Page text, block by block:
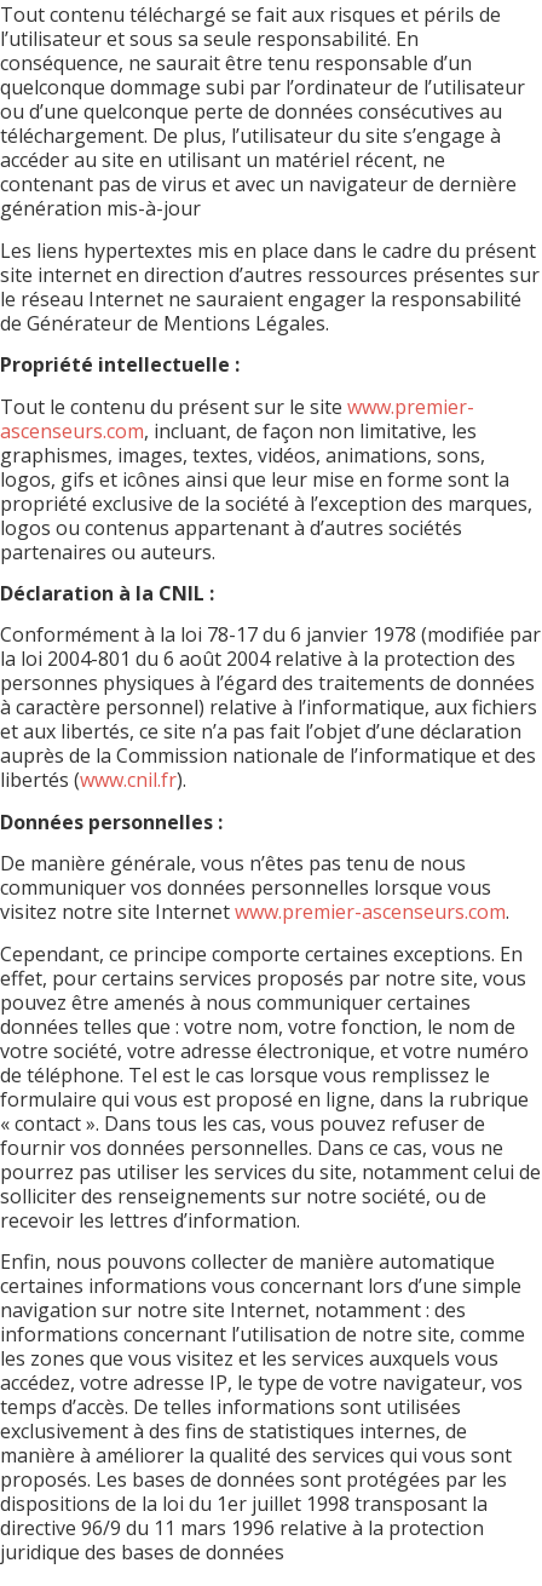
Tout contenu téléchargé se fait aux risques et périls de
l’utilisateur et sous sa seule responsabilité. En
conséquence, ne saurait être tenu responsable d’un
quelconque dommage subi par l’ordinateur de l’utilisateur
ou d’une quelconque perte de données consécutives au
téléchargement. De plus, l’utilisateur du site s’engage à
accéder au site en utilisant un matériel récent, ne
contenant pas de virus et avec un navigateur de dernière
génération mis-à-jour
Les liens hypertextes mis en place dans le cadre du présent
site internet en direction d’autres ressources présentes sur
le réseau Internet ne sauraient engager la responsabilité
de Générateur de Mentions Légales.
Propriété intellectuelle :
Tout le contenu du présent sur le site www.premier-
ascenseurs.com, incluant, de façon non limitative, les
graphismes, images, textes, vidéos, animations, sons,
logos, gifs et icônes ainsi que leur mise en forme sont la
propriété exclusive de la société à l’exception des marques,
logos ou contenus appartenant à d’autres sociétés
partenaires ou auteurs.
Déclaration à la CNIL :
Conformément à la loi 78-17 du 6 janvier 1978 (modifiée par
la loi 2004-801 du 6 août 2004 relative à la protection des
personnes physiques à l’égard des traitements de données
à caractère personnel) relative à l’informatique, aux fichiers
et aux libertés, ce site n’a pas fait l’objet d’une déclaration
auprès de la Commission nationale de l’informatique et des
libertés (www.cnil.fr).
Données personnelles :
De manière générale, vous n’êtes pas tenu de nous
communiquer vos données personnelles lorsque vous
visitez notre site Internetwww.premier-ascenseurs.com.
Cependant, ce principe comporte certaines exceptions. En
effet, pour certains services proposés par notre site, vous
pouvez être amenés à nous communiquer certaines
données telles que : votre nom, votre fonction, le nom de
votre société, votre adresse électronique, et votre numéro
de téléphone. Tel est le cas lorsque vous remplissez le
formulaire qui vous est proposé en ligne, dans la rubrique
« contact ». Dans tous les cas, vous pouvez refuser de
fournir vos données personnelles. Dans ce cas, vous ne
pourrez pas utiliser les services du site, notamment celui de
solliciter des renseignements sur notre société, ou de
recevoir les lettres d’information.
Enfin, nous pouvons collecter de manière automatique
certaines informations vous concernant lors d’une simple
navigation sur notre site Internet, notamment : des
informations concernant l’utilisation de notre site, comme
les zones que vous visitez et les services auxquels vous
accédez, votre adresse IP, le type de votre navigateur, vos
temps d’accès. De telles informations sont utilisées
exclusivement à des fins de statistiques internes, de
manière à améliorer la qualité des services qui vous sont
proposés. Les bases de données sont protégées par les
dispositions de la loi du 1er juillet 1998 transposant la
directive 96/9 du 11 mars 1996 relative à la protection
juridique des bases de données